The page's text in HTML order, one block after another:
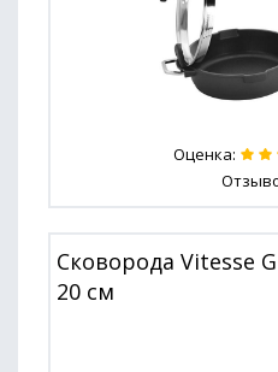
Оценка:
Сковорода Vitesse
20 см